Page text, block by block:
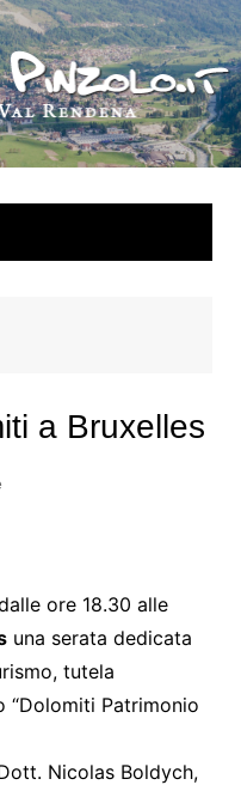
a Bruxelles
ore 18.30 alle
una serata dedicata
tutela
“Dolomiti Patrimonio
Nicolas Boldych,